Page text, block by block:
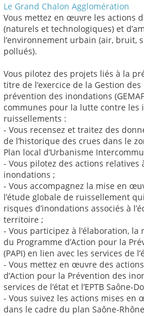
Le Grand Chalon Agglomération
Vous mettez en œuvre les actions
(naturels et technologiques) et
l’environnement urbain (air, bruit,
pollués).
Vous pilotez des projets liés à la
titre de l’exercice de la Gestion
prévention des inondations
communes pour la lutte contre les
ruissellements :
- Vous recensez et traitez des
de l’historique des crues dans le
Plan local d’Urbanisme
- Vous pilotez des actions relatives
inondations ;
- Vous accompagnez la mise en
l’étude globale de ruissellement
risques d’inondations associés à
territoire ;
- Vous participez à l’élaboration,
du Programme d’Action pour la
(PAPI) en lien avec les services de
- Vous mettez en œuvre des
d’Action pour la Prévention des
services de l’état et l’EPTB Saône-
- Vous suivez les actions mises en
dans le cadre du plan Saône-